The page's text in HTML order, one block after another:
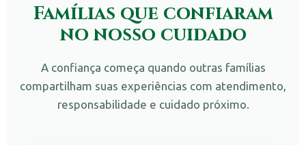
Famílias que confiaram
no nosso cuidado
A confiança começa quando outras famílias
compartilham suas experiências com atendimento,
responsabilidade e cuidado próximo.